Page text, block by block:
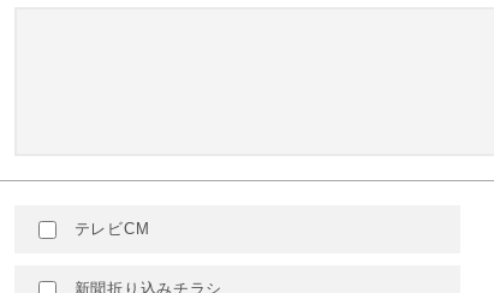
テレビCM
新聞折り込みチラシ